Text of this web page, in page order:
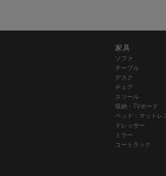
家具
ソファ
テーブル
デスク
チェア
スツール
収納・TVボード
ベッド・マットレ
ドレッサー
ミラー
コートラック